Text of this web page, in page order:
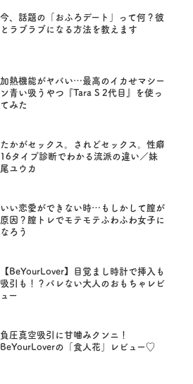
今、話題の「おふろデート」って何？彼
とラブラブになる方法を教えます
加熱機能がヤバい…最高のイカせマシー
ン青い吸うやつ『Tara S 2代目』を使っ
てみた
たかがセックス。されどセックス。性癖
16タイプ診断でわかる流派の違い／妹
尾ユウカ
いい恋愛ができない時…もしかして膣が
原因？膣トレでモテモテふわふわ女子に
なろう
【BeYourLover】目覚まし時計で挿入も
吸引も！？バレない大人のおもちゃレビ
ュー
負圧真空吸引に甘噛みクンニ！
BeYourLoverの「食人花」レビュー♡